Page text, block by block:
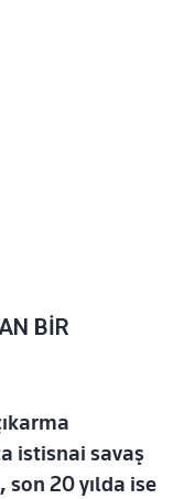
BİR
istisnai savaş
20 yılda ise